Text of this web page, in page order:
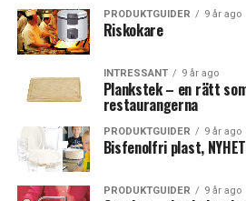
PRODUKTGUIDER 9 år ago
Riskokare
INTRESSANT 9 år ago
Plankstek – en rätt
restaurangerna
PRODUKTGUIDER 9 år ago
Bisfenolfri plast,
PRODUKTGUIDER 9 år ago